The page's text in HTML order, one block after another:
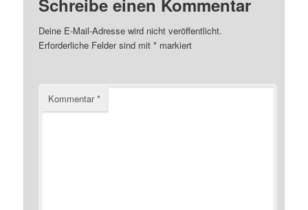
Deine E-Mail-Adresse wird nicht veröffentlicht.
Erforderliche Felder sind mit* markiert
Kommentar*